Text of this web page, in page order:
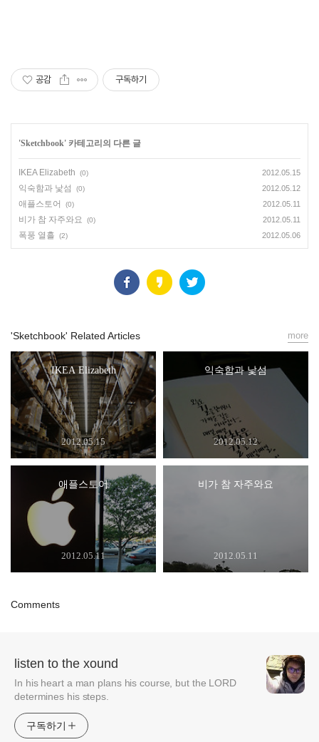
공감 구독하기
'Sketchbook' 카테고리의 다른 글
IKEA Elizabeth (0) 2012.05.15
익숙함과 낯섬 (0) 2012.05.12
애플스토어 (0) 2012.05.11
비가 참 자주와요 (0) 2012.05.11
폭풍 열흘 (2) 2012.05.06
'Sketchbook' Related Articles
IKEA Elizabeth
2012.05.15
익숙함과 낯섬
2012.05.12
애플스토어
2012.05.11
비가 참 자주와요
2012.05.11
more
Comments
listen to the xound
In his heart a man plans his course, but the LORD
determines his steps.
구독하기